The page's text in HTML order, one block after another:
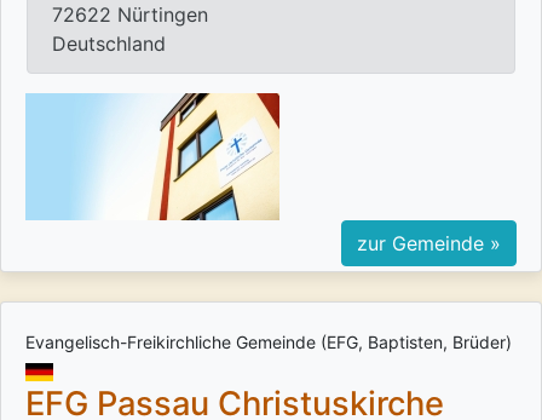
72622 Nürtingen
Deutschland
zur Gemeinde »
Evangelisch-Freikirchliche Gemeinde (EFG, Baptisten, Brüder)
EFG Passau Christuskirche